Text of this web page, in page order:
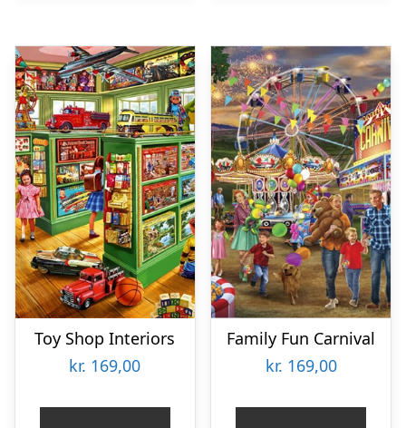
Toy Shop Interiors
kr. 169,00
Family Fun Carnival
kr. 169,00